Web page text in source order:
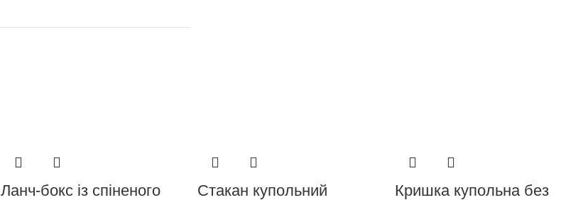
Ланч-бокс із спіненого
Стакан купольний
Кришка купольна без